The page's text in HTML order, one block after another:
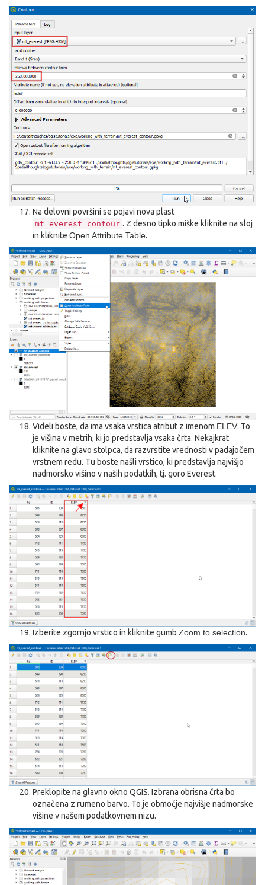
Na delovni površini se pojavi nova plast
mt_everest_contour . Z desno tipko miške kliknite na sloj
in kliknite Open Attribute Table.
Videli boste, da ima vsaka vrstica atribut z imenom ELEV. To
je višina v metrih, ki jo predstavlja vsaka črta. Nekajkrat
kliknite na glavo stolpca, da razvrstite vrednosti v padajočem
vrstnem redu. Tu boste našli vrstico, ki predstavlja najvišjo
nadmorsko višino v naših podatkih, tj. goro Everest.
Izberite zgornjo vrstico in kliknite gumb Zoom to selection.
Preklopite na glavno okno QGIS. Izbrana obrisna črta bo
označena z rumeno barvo. To je območje najvišje nadmorske
višine v našem podatkovnem nizu.